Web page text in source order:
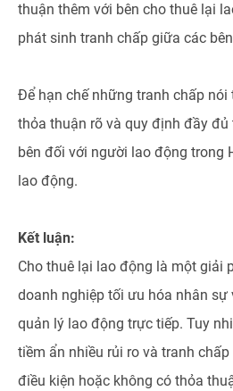
thuận thêm với bên cho thuê lại
phát sinh tranh chấp giữa các
Để hạn chế những tranh chấp nói
thỏa thuận rõ và quy định đầy
bên đối với người lao động trong
lao động.
Kết luận:
Cho thuê lại lao động là một giải
doanh nghiệp tối ưu hóa nhân
quản lý lao động trực tiếp. Tuy
tiềm ẩn nhiều rủi ro và tranh
điều kiện hoặc không có thỏa